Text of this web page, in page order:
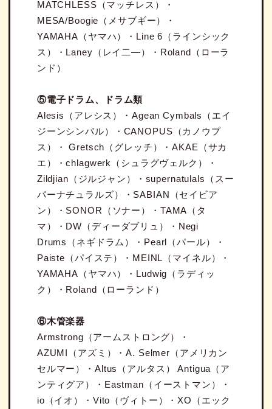
MATCHLESS（マッチレス）・
MESA/Boogie（メサブギー）・
YAMAHA（ヤマハ）・Line 6（ラインシック
ス）・Laney（レイ二―）・Roland（ローラ
ンド）
⑤電子ドラム、ドラム類
Alesis（アレシス）・Agean Cymbals（エイ
ジーンシンバル）・CANOPUS（カノウプ
ス）・ Gretsch（グレッチ）・AKAE（サカ
エ）・chlagwerk（シュラグヴェルク）・
Zildjian（ジルジャン）・supernatulals（スー
パーナチュラルズ）・SABIAN（セイビア
ン）・SONOR（ソナー）・TAMA（タ
マ）・DW（ディーダブリュ）・Negi
Drums（ネギドラム）・Pearl（パール）・
Paiste（パイステ）・MEINL（マイネル）・
YAMAHA（ヤマハ）・Ludwig（ラディッ
ク）・Roland（ローランド）
⑥木管楽器
Armstrong（アームストロング）・
AZUMI（アズミ）・A. Selmer（アメリカン
セルマー）・Altus（アルタス） Antigua（ア
ンティグア）・Eastman（イーストマン）・
io（イオ）・Vito（ヴィトー）・XO（エック